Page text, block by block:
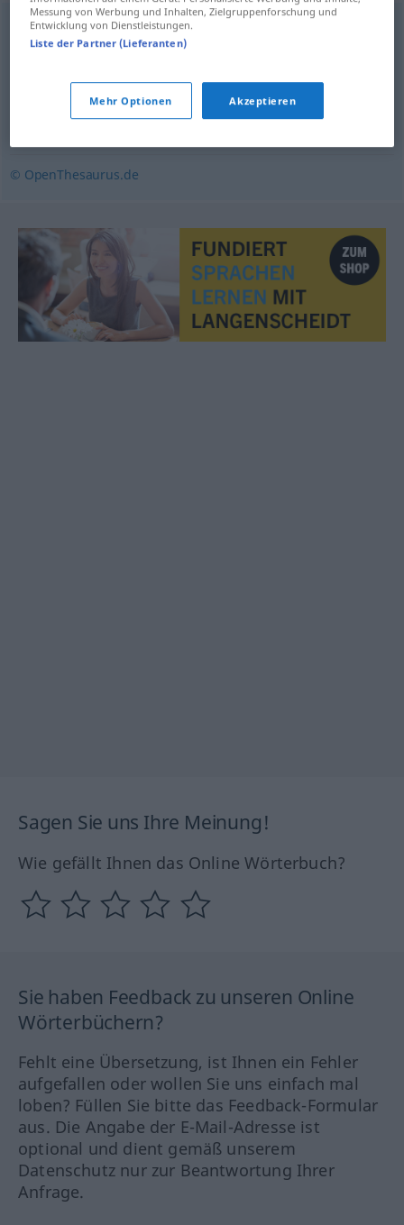
aufführen
blamieren,bloßstellen
© OpenThesaurus.de
Sagen Sie uns Ihre Meinung!
Wie gefällt Ihnen das Online Wörterbuch?
Sie haben Feedback zu unseren Online
Wörterbüchern?
Fehlt eine Übersetzung, ist Ihnen ein Fehler
aufgefallen oder wollen Sie uns einfach mal
loben? Füllen Sie bitte das Feedback-Formular
aus. Die Angabe der E-Mail-Adresse ist
optional und dient gemäß unserem
Datenschutz nur zur Beantwortung Ihrer
Anfrage.
Messung von Werbung und Inhalten, Zielgruppenforschung und
Entwicklung von Dienstleistungen.
Liste der Partner (Lieferanten)
Mehr Optionen Akzeptieren